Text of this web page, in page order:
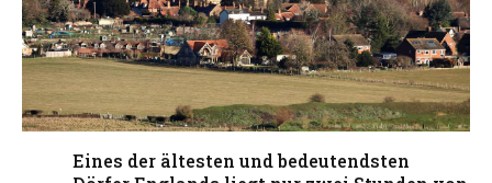
Eines der ältesten und bedeutendsten